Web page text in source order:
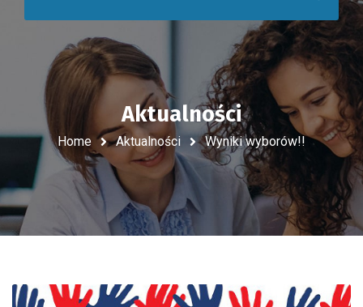
Aktualności
Home Aktualności Wyniki wyborów!!